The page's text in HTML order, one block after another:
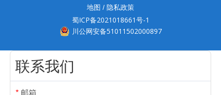
地图 / 隐私政策
蜀ICP备2021018661号-1
川公网安备51011502000897
联系我们
* 邮箱